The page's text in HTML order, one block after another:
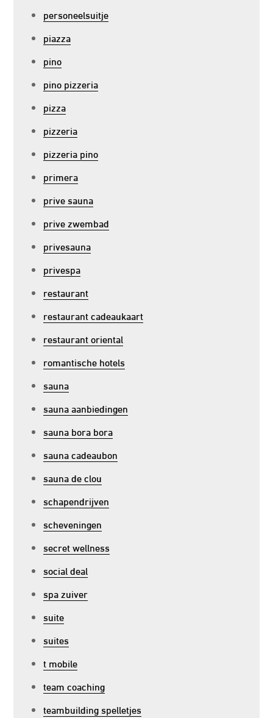
personeelsuitje
piazza
pino
pino pizzeria
pizza
pizzeria
pizzeria pino
primera
prive sauna
prive zwembad
privesauna
privespa
restaurant
restaurant cadeaukaart
restaurant oriental
romantische hotels
sauna
sauna aanbiedingen
sauna bora bora
sauna cadeaubon
sauna de clou
schapendrijven
scheveningen
secret wellness
social deal
spa zuiver
suite
suites
t mobile
team coaching
teambuilding spelletjes